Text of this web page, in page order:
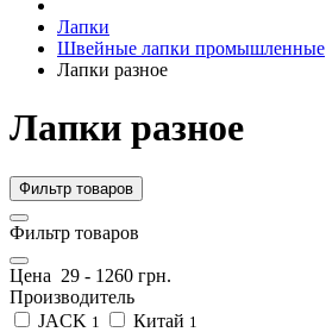
Лапки
Швейные лапки промышленные
Лапки разное
Лапки разное
Фильтр товаров
Фильтр товаров
Цена 29 - 1260 грн.
Производитель
JACK 1 Китай 1